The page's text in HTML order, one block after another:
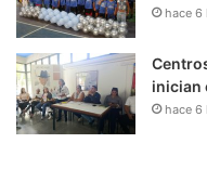
hace 6
inician
hace 6